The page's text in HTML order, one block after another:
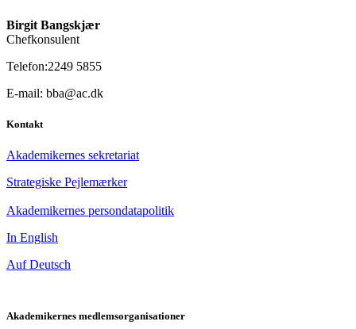
Birgit Bangskjær
Chefkonsulent
Telefon:2249 5855
E-mail: bba@ac.dk
Kontakt
Akademikernes sekretariat
Strategiske Pejlemærker
Akademikernes persondatapolitik
In English
Auf Deutsch
Akademikernes medlemsorganisationer